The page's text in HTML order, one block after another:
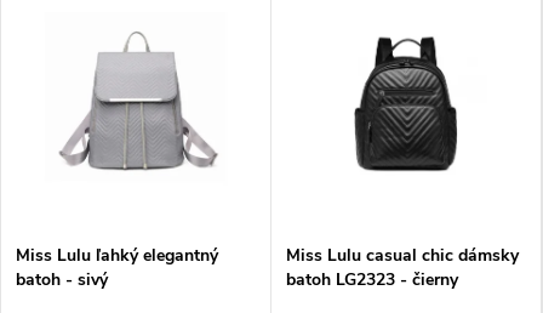
Miss Lulu ľahký elegantný
batoh - sivý
Miss Lulu casual chic dámsky
batoh LG2323 - čierny